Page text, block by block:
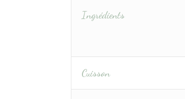
Ingrédients
Cuisson